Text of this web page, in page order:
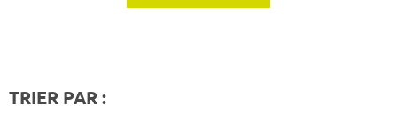
TRIER PAR :